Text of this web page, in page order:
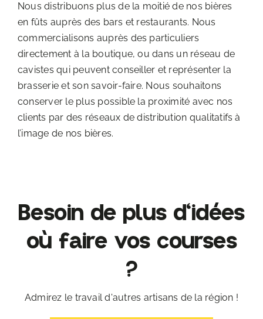
Nous distribuons plus de la moitié de nos bières
en fûts auprès des bars et restaurants. Nous
commercialisons auprès des particuliers
directement à la boutique, ou dans un réseau de
cavistes qui peuvent conseiller et représenter la
brasserie et son savoir-faire. Nous souhaitons
conserver le plus possible la proximité avec nos
clients par des réseaux de distribution qualitatifs à
l’image de nos bières.
Besoin de plus d'idées
où faire vos courses
?
Admirez le travail d'autres artisans de la région !